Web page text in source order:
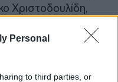
Personal
to third parties, or
Χριστοδουλίδη,
Ιουστινιανής
Ιερά